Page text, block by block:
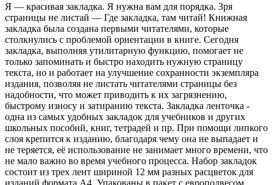
Я — красивая закладка. Я нужна вам для порядка. Зря
страницы не листай — Где закладка, там читай! Книжная
закладка была создана первыми читателями, которые
столкнулись с проблемой ориентации в книге. Сегодня
закладка, выполняя утилитарную функцию, помогает не
только запоминать и быстро находить нужную страницу
текста, но и работает на улучшение сохранности экземпляра
издания, позволяя не листать читателями страницы без
надобности, что может приводить к их загрязнению,
быстрому износу и затиранию текста. Закладка ленточка -
одна из самых удобных закладок для учебников и других
школьных пособий, книг, тетрадей и пр. При помощи липкого
слоя крепится к изданию, благодаря чему она не выпадает и
не теряется, её использование не занимает много времени, что
не мало важно во время учебного процесса. Набор закладок
состоит из трех лент шириной 12 мм разных расцветок для
изданий формата А4. Упакованы в пакет с европодвесом.